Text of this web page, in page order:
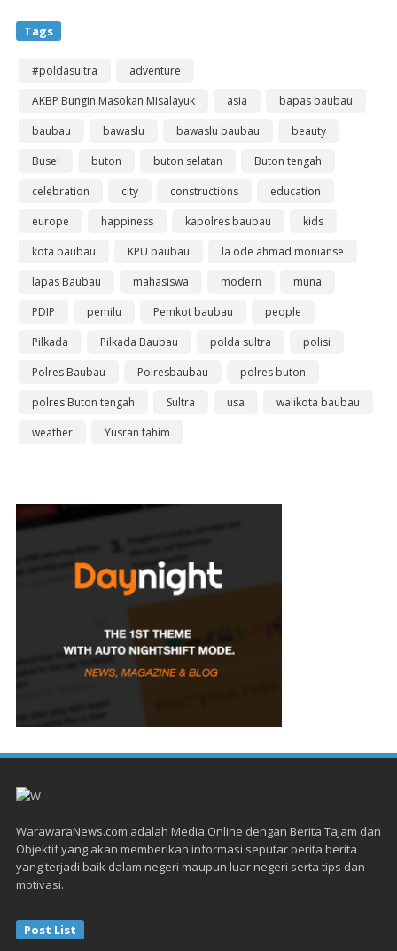
Tags
#poldasultra
adventure
AKBP Bungin Masokan Misalayuk
asia
bapas baubau
baubau
bawaslu bawaslu baubau
beauty
Busel
buton buton selatan
Buton tengah
celebration
city constructions
education
europe
happiness kapolres baubau
kids
kota baubau
KPU baubau
la ode ahmad monianse
lapas Baubau
mahasiswa modern
muna
PDIP
pemilu Pemkot baubau
people
Pilkada
Pilkada Baubau polda sultra
polisi
Polres Baubau
Polresbaubau
polres buton
polres Buton tengah
Sultra usa
walikota baubau
weather
Yusran fahim
WarawaraNews.com adalah Media Online dengan Berita Tajam dan
Objektif yang akan memberikan informasi seputar berita berita
yang terjadi baik dalam negeri maupun luar negeri serta tips dan
motivasi.
Post List